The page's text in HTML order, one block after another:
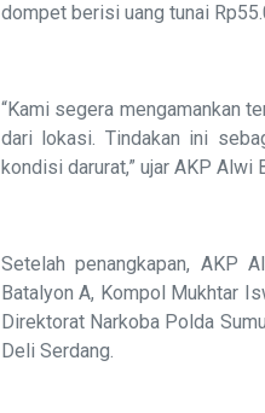
dompet berisi uang tunai
“Kami segera mengamankan
dari lokasi. Tindakan ini
kondisi darurat,” ujar AKP Alwi
Setelah penangkapan, AKP
Batalyon A, Kompol Mukhtar
Direktorat Narkoba Polda
Deli Serdang.